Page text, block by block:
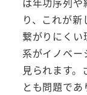
り、これが
繋がりにく
系がイノベー
見られます
とも問題で